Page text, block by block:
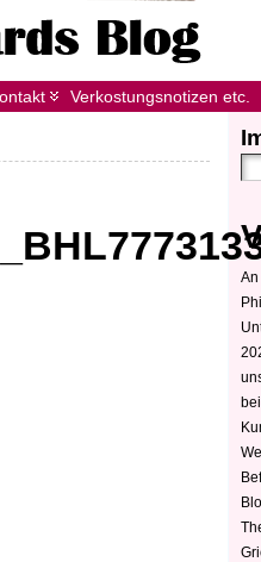
Verkostungsnotizen etc.